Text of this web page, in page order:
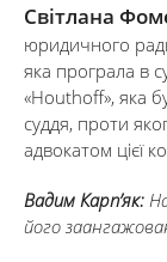
Світлана
юридичного
яка програла в
«Houthoff», яка
суддя, проти
адвокатом цієї
Вадим Карп’як:
його